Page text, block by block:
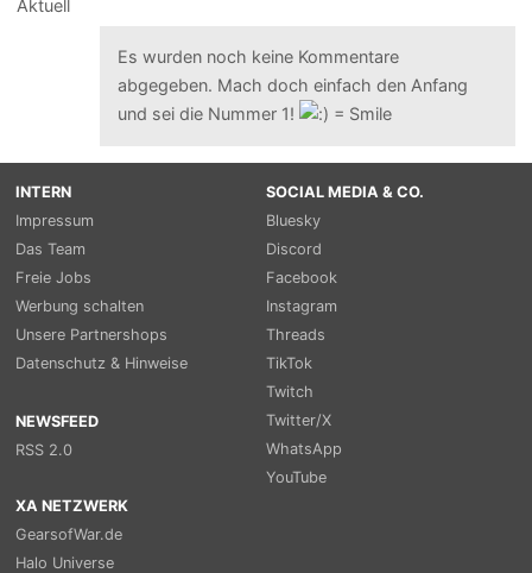
Es wurden noch keine Kommentare
abgegeben. Mach doch einfach den Anfang
und sei die Nummer 1!
INTERN
Impressum
Das Team
Freie Jobs
Werbung schalten
Unsere Partnershops
Datenschutz & Hinweise
NEWSFEED
RSS 2.0
SOCIAL MEDIA & CO.
Bluesky
Discord
Facebook
Instagram
Threads
TikTok
Twitch
Twitter/X
WhatsApp
YouTube
XA NETZWERK
GearsofWar.de
Halo Universe